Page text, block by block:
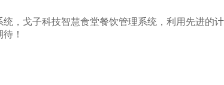
，戈子科技智慧食堂餐饮管理系统，利用先进的
！